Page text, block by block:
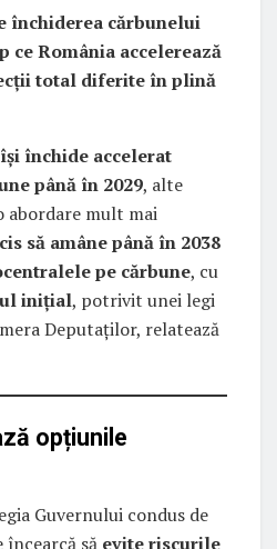
închiderea cărbunelui
ce România accelerează
total diferite în plină
închide accelerat
până în 2029, alte
abordare mult mai
să amâne până în 2038
pe cărbune, cu
inițial, potrivit unei legi
Deputaților, relatează
opțiunile
Guvernului condus de
încearcă să evite riscurile